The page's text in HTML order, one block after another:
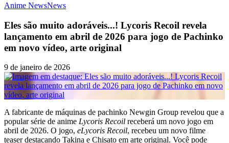
Anime NewsNews
Eles são muito adoráveis...! Lycoris Recoil revela
lançamento em abril de 2026 para jogo de Pachinko
em novo vídeo, arte original
9 de janeiro de 2026
A fabricante de máquinas de pachinko Newgin Group revelou que a
popular série de anime Lycoris Recoil receberá um novo jogo em
abril de 2026. O jogo, eLycoris Recoil, recebeu um novo filme
teaser destacando Takina e Chisato em arte original. Você pode